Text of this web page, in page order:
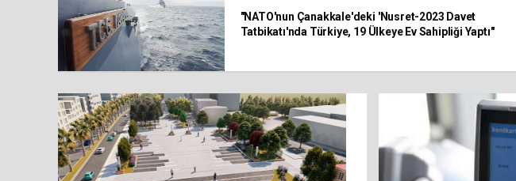
"NATO'nun Çanakkale'deki 'Nusret-2023 Davet
Tatbikatı'nda Türkiye, 19 Ülkeye Ev Sahipliği Yaptı"